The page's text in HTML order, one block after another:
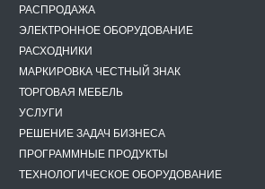
РАСПРОДАЖА
ЭЛЕКТРОННОЕ ОБОРУДОВАНИЕ
РАСХОДНИКИ
МАРКИРОВКА ЧЕСТНЫЙ ЗНАК
ТОРГОВАЯ МЕБЕЛЬ
УСЛУГИ
РЕШЕНИЕ ЗАДАЧ БИЗНЕСА
ПРОГРАММНЫЕ ПРОДУКТЫ
ТЕХНОЛОГИЧЕСКОЕ ОБОРУДОВАНИЕ